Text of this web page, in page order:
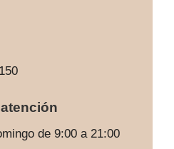
de 9:00 a 21:00